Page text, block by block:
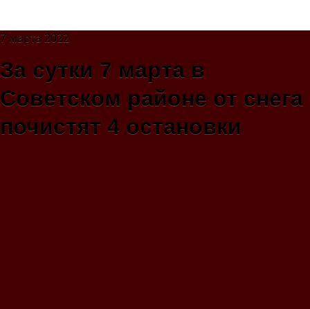
7 марта 2022
За сутки 7 марта в
Советском районе от снега
почистят 4 остановки